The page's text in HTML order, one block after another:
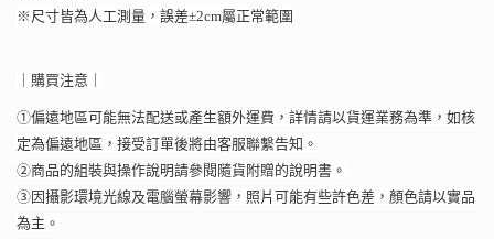
※尺寸皆為人工測量，誤差±2cm屬正常範圍
｜購買注意｜
①偏遠地區可能無法配送或產生額外運費，詳情請以貨運業務為準，如核
定為偏遠地區，接受訂單後將由客服聯繫告知。
②商品的組裝與操作說明請參閱隨貨附贈的說明書。
③因攝影環境光線及電腦螢幕影響，照片可能有些許色差，顏色請以實品
為主。